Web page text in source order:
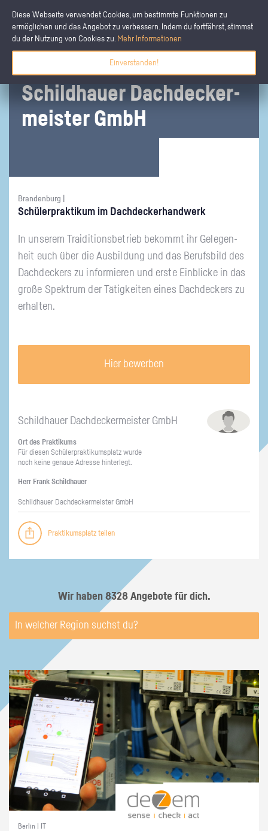
Diese Webseite verwendet Cookies, um bestimmte Funktionen zu
ermöglichen und das Angebot zu verbessern. Indem du fortfährst, stimmst
du der Nutzung von Cookies zu. Mehr Informationen
Einverstanden!
Schild­hau­er Dach­de­cker­
meis­ter GmbH
Brandenburg |
Schü­ler­prak­ti­kum im Dach­de­ck­er­hand­werk
In un­se­rem Trai­di­ti­ons­be­trieb be­kommt ihr Ge­le­gen­
heit euch über die Aus­bil­dung und das Be­rufs­bild des
Dach­de­ckers zu in­for­mie­ren und erste Ein­bli­cke in das
große Spek­trum der Tä­tig­kei­ten eines Dach­de­ckers zu
er­hal­ten.
Hier bewerben
Schild­hau­er Dach­de­cker­meis­ter GmbH
Ort des Prak­ti­kums
Für die­sen Schü­ler­prak­ti­kums­platz wurde
noch keine ge­naue Adres­se hin­ter­legt.
Herr Frank Schild­hau­er
Schild­hau­er Dach­de­cker­meis­ter GmbH
Praktikumsplatz teilen
Wir haben 8328 Angebote für dich.
Berlin | IT